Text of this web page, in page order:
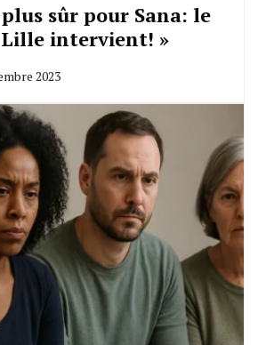
sûr pour Sana: le
intervient! »
2023